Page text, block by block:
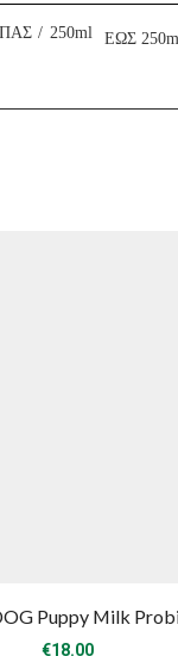
/ 250ml
ΕΩΣ
Puppy Milk
€18.00